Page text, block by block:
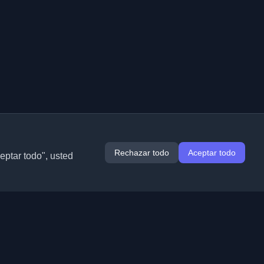
todo", usted
Rechazar todo Aceptar todo